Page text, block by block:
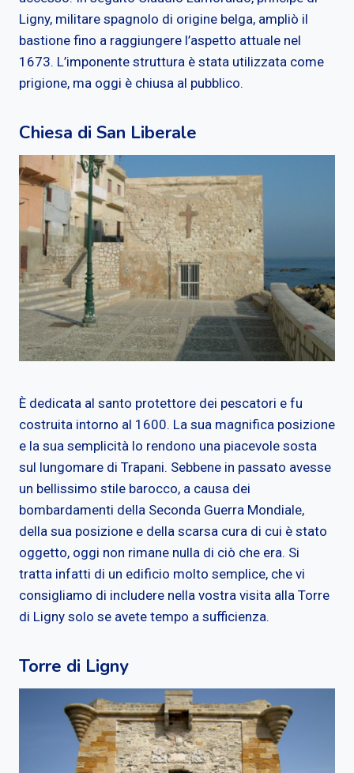
Ligny, militare spagnolo di origine belga, ampliò il
bastione fino a raggiungere l’aspetto attuale nel
1673. L’imponente struttura è stata utilizzata come
prigione, ma oggi è chiusa al pubblico.
Chiesa di San Liberale
È dedicata al santo protettore dei pescatori e fu
costruita intorno al 1600. La sua magnifica posizione
e la sua semplicità lo rendono una piacevole sosta
sul lungomare di Trapani. Sebbene in passato avesse
un bellissimo stile barocco, a causa dei
bombardamenti della Seconda Guerra Mondiale,
della sua posizione e della scarsa cura di cui è stato
oggetto, oggi non rimane nulla di ciò che era. Si
tratta infatti di un edificio molto semplice, che vi
consigliamo di includere nella vostra visita alla Torre
di Ligny solo se avete tempo a sufficienza.
Torre di Ligny